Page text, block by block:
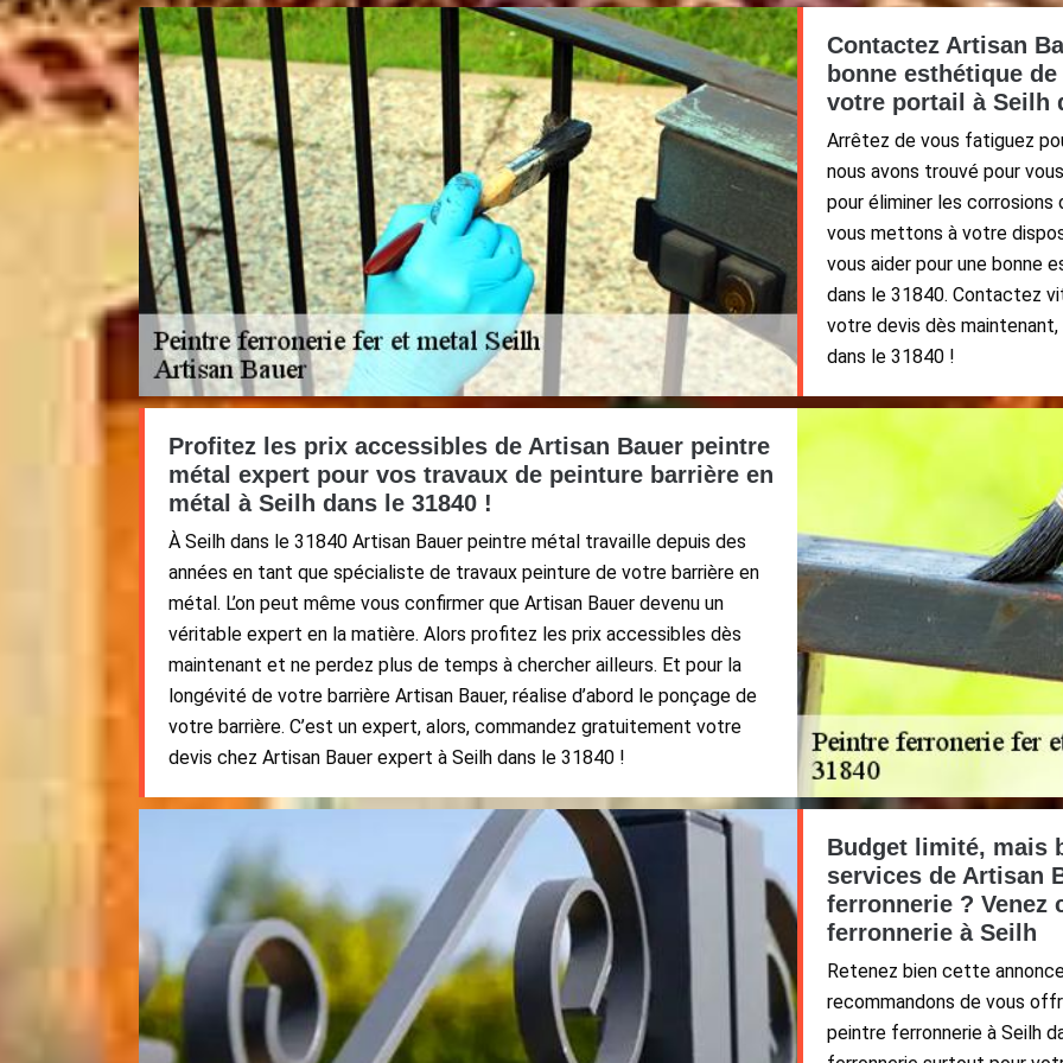
Contactez Artisan
bonne esthétique
votre portail à Seilh
Arrêtez de vous fatiguez
nous avons trouvé pour
pour éliminer les
vous mettons à votre
vous aider pour une bonne
dans le 31840. Contactez
votre devis dès maintenant,
dans le 31840 !
Profitez les prix accessibles de Artisan Bauer peintre
métal expert pour vos travaux de peinture barrière en
métal à Seilh dans le 31840 !
À Seilh dans le 31840 Artisan Bauer peintre métal travaille depuis des
années en tant que spécialiste de travaux peinture de votre barrière en
métal. L’on peut même vous confirmer que Artisan Bauer devenu un
véritable expert en la matière. Alors profitez les prix accessibles dès
maintenant et ne perdez plus de temps à chercher ailleurs. Et pour la
longévité de votre barrière Artisan Bauer, réalise d’abord le ponçage de
votre barrière. C’est un expert, alors, commandez gratuitement votre
devis chez Artisan Bauer expert à Seilh dans le 31840 !
Budget limité, mais
services de Artisan
ferronnerie ? Venez
ferronnerie à Seilh
Retenez bien cette
recommandons de vous
peintre ferronnerie à Seilh